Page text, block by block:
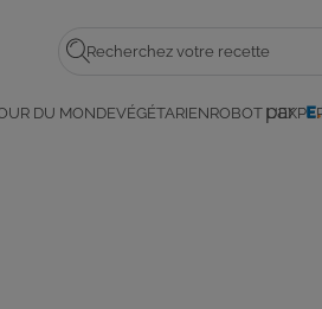
Rechercher
par
E.
DU MONDEVÉGÉTARIENROBOT